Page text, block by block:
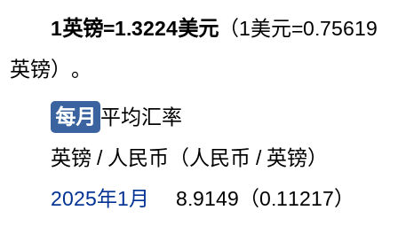
1英镑=1.3224美元 （1美元=0.75619
英镑）。
每月 平均汇率
英镑 / 人民币（人民币 / 英镑）
2025年1月
8.9149（0.11217）